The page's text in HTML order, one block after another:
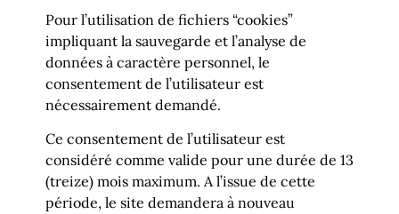
Pour l’utilisation de fichiers “cookies”
impliquant la sauvegarde et l’analyse de
données à caractère personnel, le
consentement de l’utilisateur est
nécessairement demandé.
Ce consentement de l’utilisateur est
considéré comme valide pour une durée de 13
(treize) mois maximum. A l’issue de cette
période, le site demandera à nouveau